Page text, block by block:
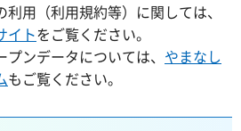
用（利用規約等）に関しては、
イトをご覧ください。
ンデータについては、 やまなし
もご覧ください。